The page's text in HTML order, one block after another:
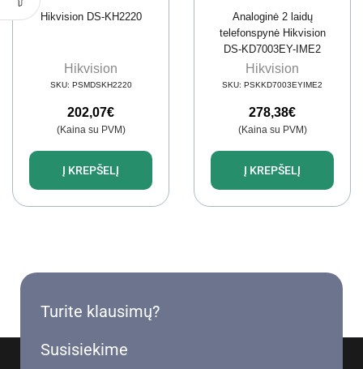
Hikvision DS-KH2220
Hikvision
SKU: PSMDSKH2220
202,07€
(Kaina su PVM)
Į KREPŠELĮ
Analoginė 2 laidų
telefonspynė Hikvision
DS-KD7003EY-IME2
Hikvision
SKU: PSKKD7003EYIME2
278,38€
(Kaina su PVM)
Į KREPŠELĮ
Turite klausimų?
Susisiekime